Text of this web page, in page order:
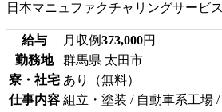
日本マニュファクチャリングサービ
給与 月収例373,000円
勤務地
群馬県 太田市
寮・社宅 あり（無料）
仕事内容 組立・塗装 / 自動車系工場 /